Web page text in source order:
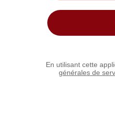
En utilisant cette
générales de